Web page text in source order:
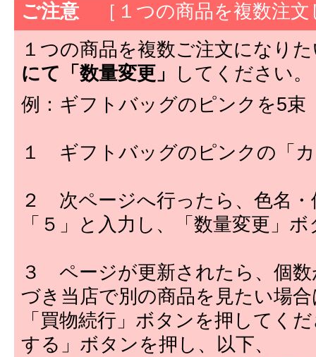
ご注意 ［１つの商品を複数注文
１つの商品を複数ご注文になり
にて「数量変更」
してください。
例：ギフトバッグのピンクを5束
１ ギフトバッグのピンクの「
２ 次ページへ行ったら、色名
「５」と入力し、「数量変更」
３ ページが更新されたら、個
づき当店で別の商品を見たい場
「買物続行」ボタンを押してく
する」ボタンを押し、以下、